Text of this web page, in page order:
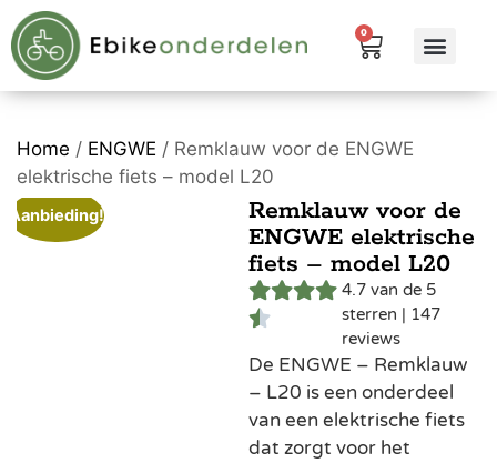
0
Home / ENGWE / Remklauw voor de ENGWE
elektrische fiets – model L20
Aanbieding!
Remklauw voor de
ENGWE elektrische
fiets – model L20
4.7 van de 5
sterren | 147
reviews
De ENGWE – Remklauw
– L20 is een onderdeel
van een elektrische fiets
dat zorgt voor het